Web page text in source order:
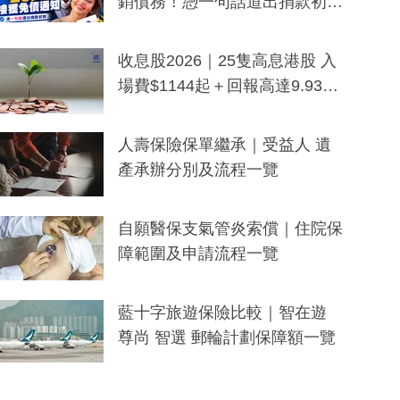
一度被誤當詐騙手段
收息股2026｜25隻高息港股 入
場費$1144起＋回報高達9.93
人壽保險保單繼承｜受益人 遺
產承辦分別及流程一覽
自願醫保支氣管炎索償｜住院保
障範圍及申請流程一覽
藍十字旅遊保險比較｜智在遊
尊尚 智選 郵輪計劃保障額一覽